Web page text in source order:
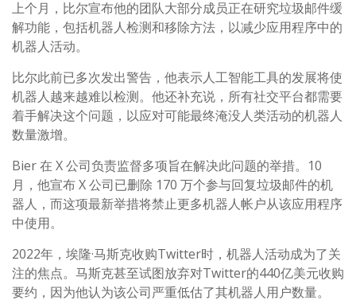
上个月，比尔宣布他的团队大部分成员正在研究垃圾邮件缓
解功能，包括机器人检测和移除方法，以减少应用程序中的
机器人活动。
比尔此前已多次发出警告，他表示人工智能工具的发展将使
机器人越来越难以检测。他还补充说，所有社交平台都需要
着手解决这个问题，以应对可能最终淹没人类活动的机器人
数量激增。
Bier 在 X 公司负责监督多项旨在解决此问题的举措。10
月，他宣布 X 公司已删除 170 万个参与回复垃圾邮件的机
器人，而这项最新举措将禁止更多机器人帐户从该应用程序
中使用。
2022年，埃隆·马斯克收购Twitter时，机器人活动成为了关
注的焦点。马斯克甚至试图放弃对Twitter的440亿美元收购
要约，因为他认为该公司严重低估了其机器人用户数量。